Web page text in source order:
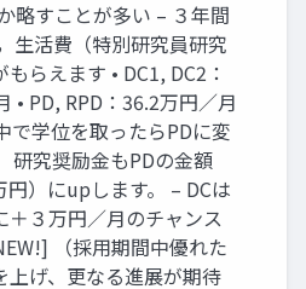
略すことが多い – ３年間
生活費（特別研究員研究
らえます • DC1, DC2：
• PD, RPD：36.2万円／月
で学位を取ったらPDに変
研究奨励金もPDの金額
円）にupします。 – DCは
＋３万円／月のチャンス
（採用期間中優れた
上げ、更なる進展が期待